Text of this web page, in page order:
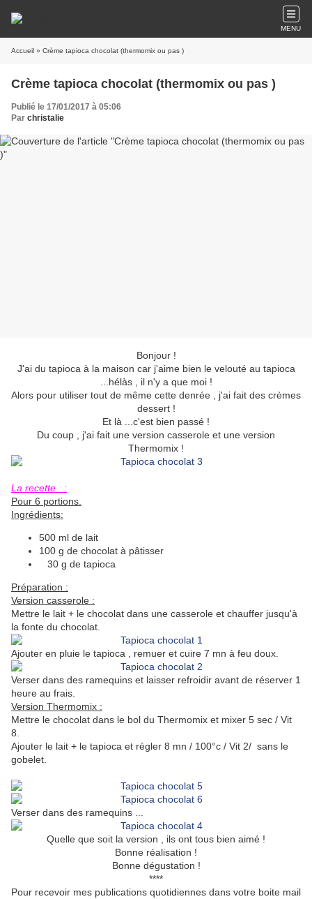
MENU
Accueil » Crème tapioca chocolat (thermomix ou pas )
Crème tapioca chocolat (thermomix ou pas )
Publié le 17/01/2017 à 05:06
Par christalie
Bonjour !
J'ai du tapioca à la maison car j'aime bien le velouté au tapioca
...hélàs , il n'y a que moi !
Alors pour utiliser tout de même cette denrée , j'ai fait des crèmes
dessert !
Et là ...c'est bien passé !
Du coup , j'ai fait une version casserole et une version
Thermomix !
La recette :
Pour 6 portions.
Ingrédients:
500 ml de lait
100 g de chocolat à pâtisser
30 g de tapioca
Préparation :
Version casserole :
Mettre le lait + le chocolat dans une casserole et chauffer jusqu'à
la fonte du chocolat.
Ajouter en pluie le tapioca , remuer et cuire 7 mn à feu doux.
Verser dans des ramequins et laisser refroidir avant de réserver 1
heure au frais.
Version Thermomix :
Mettre le chocolat dans le bol du Thermomix et mixer 5 sec / Vit
8.
Ajouter le lait + le tapioca et régler 8 mn / 100°c / Vit 2/ sans le
gobelet.
Verser dans des ramequins ...
Quelle que soit la version , ils ont tous bien aimé !
Bonne réalisation !
Bonne dégustation !
****
Pour recevoir mes publications quotidiennes dans votre boite mail